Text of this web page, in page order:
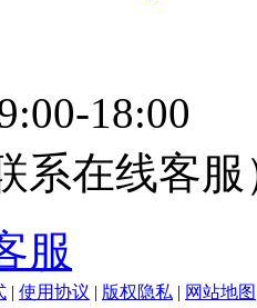
18:00
系在线客服
服
| 使用协议 | 版权隐私 | 网站地图